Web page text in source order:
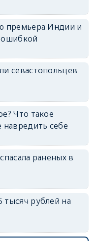
премьера Индии и
ошибкой
севастопольцев
Что такое
себе
раненых в
рублей на